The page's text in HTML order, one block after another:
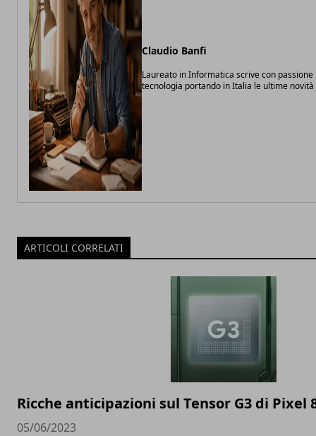
Claudio Banfi
Laureato in Informatica scrive con
tecnologia portando in Italia le ultime novità
ARTICOLI CORRELATI
Ricche anticipazioni sul Tensor G3 di Pixel
05/06/2023